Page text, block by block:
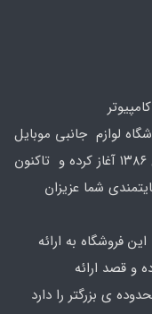
لوازم جانبی موبایل
و کامپیوتر در محدوده که کار خود را از سال ۱۳۸۶ آغاز کرده و تاکنون
شما عزیزان
فروشگاه به ارائه
و قصد ارائه
ی بزرگتر را دارد